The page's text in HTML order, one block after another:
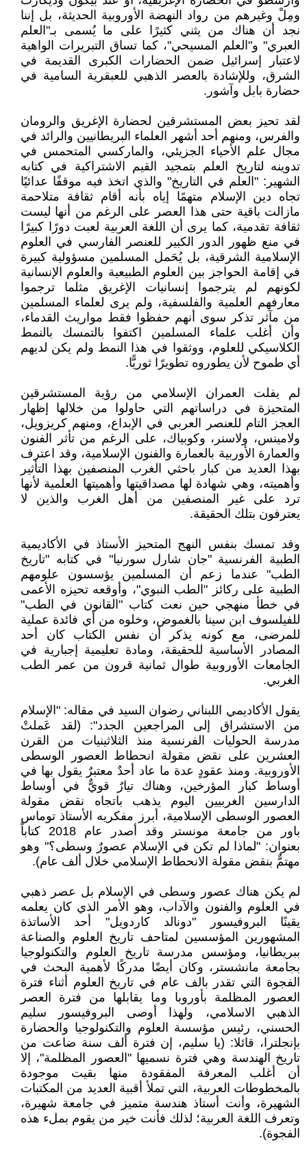
ومِلْ وغيرهم من رواد النهضة الأوروبية الحديثة، بل إننا
نجد أن هناك من يثني كثيرًا على ما يُسمى بـ"العلم
العبري" و"العلم المسيحي"، كما تساق التبريرات الواهية
لاعتبار إسرائيل ضمن الحضارات الكبرى القديمة في
الشرق، وللإشادة بالعصر الذهبي للعبقرية السامية في
حضارة بابل وآشور.
لقد تحيز بعض المستشرقين لحضارة الإغريق والرومان
والفرس، ومنهم أحد أشهر العلماء البريطانيين والرائد في
مجال علم الأحياء الجزيئي، والماركسي المتحمس في
تدوينه لتاريخ العلم بتمجيد القيم الاشتراكية في كتابه
الشهير: "العلم في التاريخ" والذي اتخذ فيه موقفًا عدائيًا
تجاه دين الإسلام متهمًا إياه بأنه أقام ثقافة متلاحمة
مازالت باقية حتى هذا العصر على الرغم من أنها ليست
ثقافة تقدمية، كما يرى أن اللغة العربية لعبت دورًا كبيرًا
في منع ظهور الدور الكبير للعنصر الفارسي في العلوم
الإسلامية الشرقية، بل يُحَمل المسلمين مسؤولية كبيرة
في إقامة الحواجز بين العلوم الطبيعية والعلوم الإنسانية
لكونهم لم يترجموا إنسانيات الإغريق مثلما ترجموا
معارفهم العلمية والفلسفية، ولم يرى لعلماء المسلمين
من مآثر تذكر سوى أنهم حفظوا فقط مواريث القدماء،
وأن أغلب علماء المسلمين اكتفوا بالتمسك بالنمط
الكلاسيكي للعلوم، ووثقوا في هذا النمط ولم يكن لديهم
أي طموح لأن يطوروه تطويرًا ثوريًّا.
لم يفلت العمران الإسلامي من رؤية المستشرقين
المتحيزة في دراساتهم التي حاولوا من خلالها إظهار
العجز التام للعنصر العربي في الإبداع، ومنهم كريزويل،
ولامينس، ولاسنر، وكوبياك، على الرغم من تأثر الفنون
والعمارة الأوربية بالعمارة والفنون الإسلامية، وقد اعترف
بهذا العديد من كبار باحثي الغرب المنصفين بهذا التأثير
وأهميته، وهي شهادة لها مصداقيتها وأهميتها العلمية لأنها
ترد على غير المنصفين من أهل الغرب والذين لا
يعترفون بتلك الحقيقة.
وقد تمسك بنفس النهج المتحيز الأستاذ في الأكاديمية
الطبية الفرنسية "جان شارل سورنيا" في كتابه "تاريخ
الطب" عندما زعم أن المسلمين يؤسسون علومهم
الطبية على ركائز "الطب النبوي"، وأوقعه تحيزه الأعمى
في خطأ منهجي حين نعت كتاب "القانون في الطب"
للفيلسوف ابن سينا بالغموض، وخلوه من أي فائدة عملية
للمرضى، مع كونه يذكر أن نفس الكتاب كان أحد
المصادر الأساسية للحقيقة، ومادة تعليمية إجبارية في
الجامعات الأوروبية طوال ثمانية قرون من عمر الطب
الغربي.
يقول الأكاديمي اللبناني رضوان السيد في مقاله: "الإسلام
من الاستشراق إلى المراجعين الجدد": (لقد عَملتْ
مدرسة الحوليات الفرنسية منذ الثلاثينيات من القرن
العشرين على نقض مقولة انحطاط العصور الوسطى
الأوروبية. ومنذ عقودٍ عدة ما عاد أحدٌ معتبرٌ يقول بها في
أوساط كبار المؤرخين، وهناك تيارٌ قويٌّ في أوساط
الدارسين الغربيين اليوم يذهب باتجاه نقض مقولة
العصور الوسطى الإسلامية، أبرز مفكريه الأستاذ توماس
باور من جامعة مونستر وقد أصدر عام 2018 كتاباً
بعنوان: "لماذا لم تكن في الإسلام عصورٌ وسطى؟" وهو
مهتمٌّ بنقض مقولة الانحطاط الإسلامي خلال ألف عام).
لم يكن هناك عصور وسطى في الإسلام بل عصر ذهبي
في العلوم والفنون والآداب، وهو الأمر الذي كان يعلمه
يقينًا البروفيسور "دونالد كاردويل" أحد الأساتذة
المشهورين المؤسسين لمتاحف تاريخ العلوم والصناعة
ببريطانيا، ومؤسس مدرسة تاريخ العلوم والتكنولوجيا
بجامعة مانشستر، وكان أيضًا مدركًا لأهمية البحث في
الفجوة التي تقدر بالف عام في تاريخ العلوم أثناء فترة
العصور المظلمة بأوروبا وما يقابلها من فترة العصر
الذهبي الاسلامي، ولهذا أوصى البروفيسور سليم
الحسني، رئيس مؤسسة العلوم والتكنولوجيا والحضارة
بإنجلترا، قائلا: (يا سليم، إن فترة ألف سنة ضاعت من
تاريخ الهندسة وهي فترة نسميها "العصور المظلمة"، إلا
أن أغلب المعرفة المفقودة منها بقيت موجودة
بالمخطوطات العربية، التي تملأ أقبية العديد من المكتبات
الشهيرة، وأنت أستاذ هندسة متميز في جامعة شهيرة،
وتعرف اللغة العربية؛ لذلك فأنت خير من يقوم بملء هذه
الفجوة).